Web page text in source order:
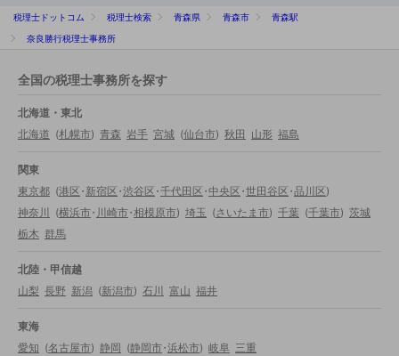
税理士ドットコム 税理士検索 青森県 青森市
青森駅
奈良勝行税理士事務所
全国の税理士事務所を探す
北海道・東北
北海道 (札幌市) 青森 岩手 宮城 (仙台市) 秋田 山形 福島
関東
東京都 (港区・新宿区・渋谷区・千代田区・中央区・世田谷区・品川区)
神奈川
(横浜市・川崎市・相模原市) 埼玉 (さいたま市) 千葉 (千葉市) 茨城
栃木 群馬
北陸・甲信越
山梨 長野 新潟 (新潟市) 石川 富山 福井
東海
愛知 (名古屋市) 静岡 (静岡市・浜松市) 岐阜 三重